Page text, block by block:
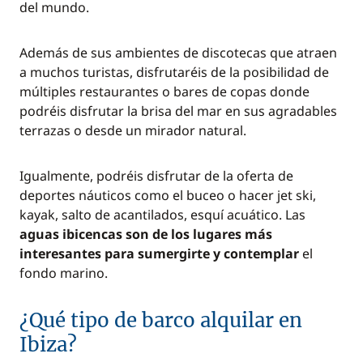
del mundo.
Además de sus ambientes de discotecas que atraen
a muchos turistas, disfrutaréis de la posibilidad de
múltiples restaurantes o bares de copas donde
podréis disfrutar la brisa del mar en sus agradables
terrazas o desde un mirador natural.
Igualmente, podréis disfrutar de la oferta de
deportes náuticos como el buceo o hacer jet ski,
kayak, salto de acantilados, esquí acuático. Las
aguas ibicencas son de los lugares más
interesantes para sumergirte y contemplar el
fondo marino.
¿Qué tipo de barco alquilar en
Ibiza?